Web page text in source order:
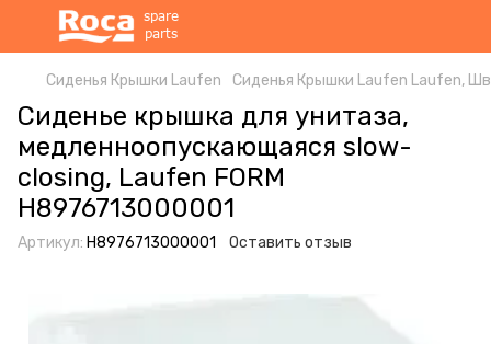
Сиденья Крышки Laufen Сиденья Крышки Laufen Laufen,
Сиденье крышка для унитаза,
медленноопускающаяся slow-
closing, Laufen FORM
H8976713000001
Артикул: H8976713000001 Оставить отзыв